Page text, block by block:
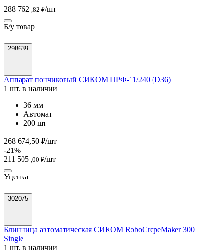
288 762 ,82 ₽/шт
Б/у товар
298639
Аппарат пончиковый СИКОМ ПРФ-11/240 (D36)
1 шт. в наличии
36 мм
Автомат
200 шт
268 674,50 ₽/шт
-21%
211 505 ,00 ₽/шт
Уценка
302075
Блинница автоматическая СИКОМ RoboCrepeMaker 300
Single
1 шт. в наличии